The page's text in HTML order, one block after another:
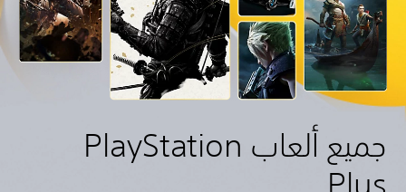
جميع ألعاب PlayStation
Plus